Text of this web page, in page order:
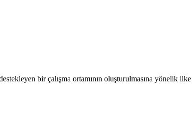
bir çalışma ortamının oluşturulmasına yönelik